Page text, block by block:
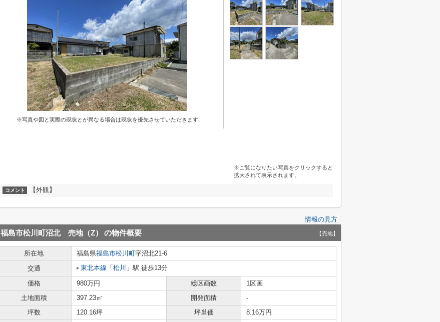
※写真や図と実際の現状とが異なる場合は現状を優先させていただきます
※ご覧になりたい写真をクリックすると
拡大されて表示されます。
コメント 【外観】
情報の見方
福島市松川町沼北 売地（Z） の物件概要 【売地】
所在地 福島県福島市松川町字沼北21-6
交通
東北本線 「 松川 」駅 徒歩13分
価格 980万円 総区画数
1区画
土地面積
397.23㎡ 開発面積
-
坪数
120.16坪 坪単価
8.16万円